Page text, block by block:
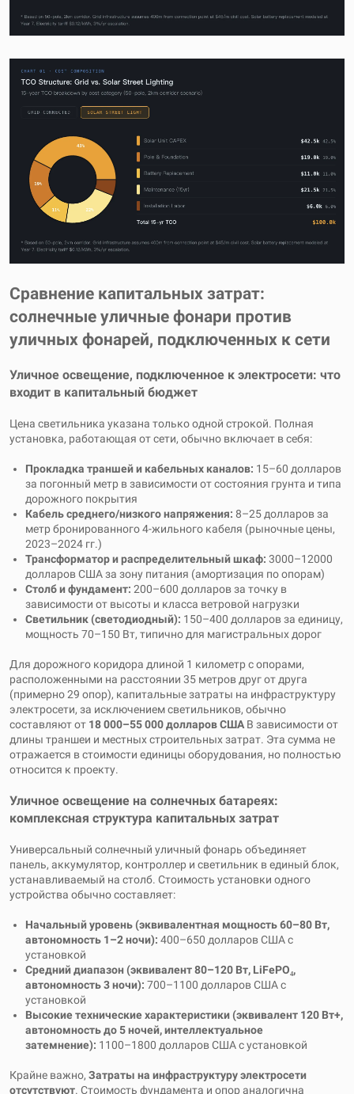
Сравнение капитальных затрат:
солнечные уличные фонари против
уличных фонарей, подключенных к сети
Уличное освещение, подключенное к электросети: что
входит в капитальный бюджет
Цена светильника указана только одной строкой. Полная
установка, работающая от сети, обычно включает в себя:
Прокладка траншей и кабельных каналов: 15–60 долларов
за погонный метр в зависимости от состояния грунта и типа
дорожного покрытия
Кабель среднего/низкого напряжения: 8–25 долларов за
метр бронированного 4-жильного кабеля (рыночные цены,
2023–2024 гг.)
Трансформатор и распределительный шкаф: 3000–12000
долларов США за зону питания (амортизация по опорам)
Столб и фундамент: 200–600 долларов за точку в
зависимости от высоты и класса ветровой нагрузки
Светильник (светодиодный): 150–400 долларов за единицу,
мощность 70–150 Вт, типично для магистральных дорог
Для дорожного коридора длиной 1 километр с опорами,
расположенными на расстоянии 35 метров друг от друга
(примерно 29 опор), капитальные затраты на инфраструктуру
электросети, за исключением светильников, обычно
составляют от 18 000–55 000 долларов США В зависимости от
длины траншеи и местных строительных затрат. Эта сумма не
отражается в стоимости единицы оборудования, но полностью
относится к проекту.
Уличное освещение на солнечных батареях:
комплексная структура капитальных затрат
Универсальный солнечный уличный фонарь объединяет
панель, аккумулятор, контроллер и светильник в единый блок,
устанавливаемый на столб. Стоимость установки одного
устройства обычно составляет:
Начальный уровень (эквивалентная мощность 60–80 Вт,
автономность 1–2 ночи): 400–650 долларов США с
установкой
Средний диапазон (эквивалент 80–120 Вт, LiFePO₄,
автономность 3 ночи): 700–1100 долларов США с
установкой
Высокие технические характеристики (эквивалент 120 Вт+,
автономность до 5 ночей, интеллектуальное
затемнение): 1100–1800 долларов США с установкой
Крайне важно, Затраты на инфраструктуру электросети
отсутствуют. Стоимость фундамента и опор аналогична